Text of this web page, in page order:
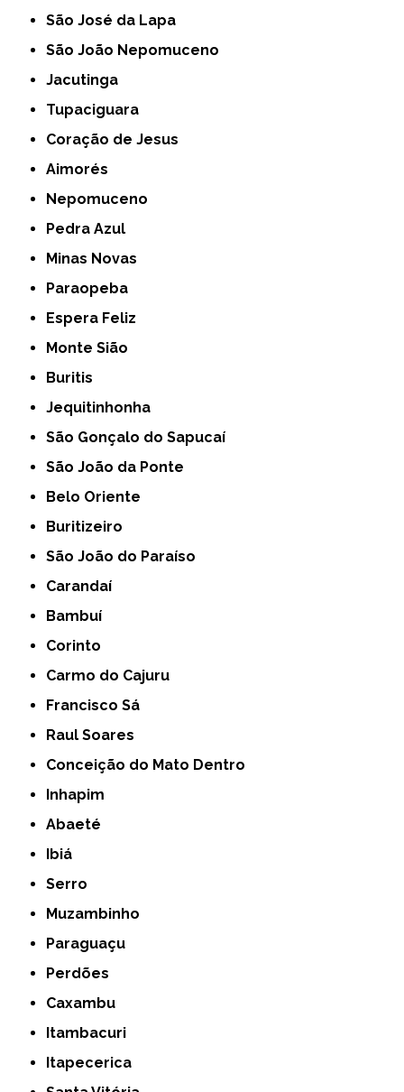
São José da Lapa
São João Nepomuceno
Jacutinga
Tupaciguara
Coração de Jesus
Aimorés
Nepomuceno
Pedra Azul
Minas Novas
Paraopeba
Espera Feliz
Monte Sião
Buritis
Jequitinhonha
São Gonçalo do Sapucaí
São João da Ponte
Belo Oriente
Buritizeiro
São João do Paraíso
Carandaí
Bambuí
Corinto
Carmo do Cajuru
Francisco Sá
Raul Soares
Conceição do Mato Dentro
Inhapim
Abaeté
Ibiá
Serro
Muzambinho
Paraguaçu
Perdões
Caxambu
Itambacuri
Itapecerica